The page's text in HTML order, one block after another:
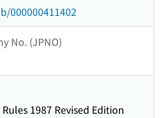
000000411402
No. (JPNO)
1987 Revised Edition